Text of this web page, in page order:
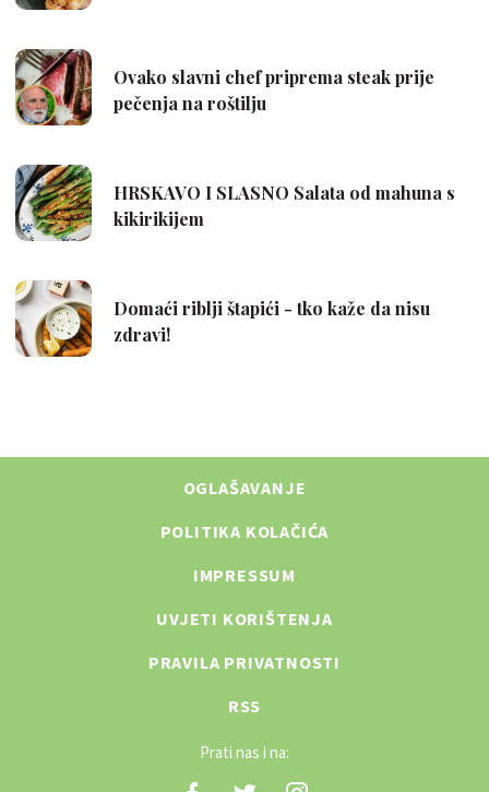
OGLAŠAVANJE
POLITIKA KOLAČIĆA
IMPRESSUM
UVJETI KORIŠTENJA
PRAVILA PRIVATNOSTI
RSS
Prati nas i na: